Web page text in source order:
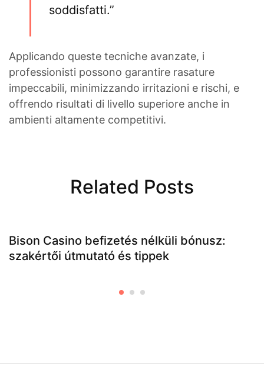
soddisfatti.”
Applicando queste tecniche avanzate, i
professionisti possono garantire rasature
impeccabili, minimizzando irritazioni e rischi, e
offrendo risultati di livello superiore anche in
ambienti altamente competitivi.
Related Posts
Bison Casino befizetés nélküli bónusz:
szakértői útmutató és tippek